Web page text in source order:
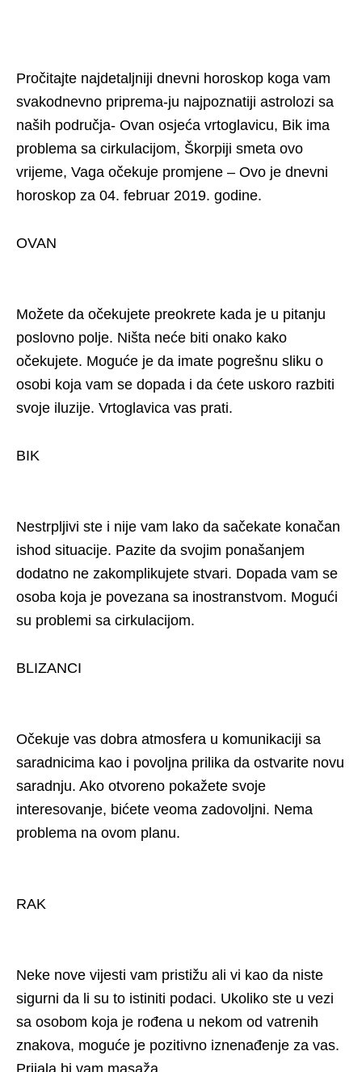
Pročitajte najdetaljniji dnevni horoskop koga vam
svakodnevno priprema-ju najpoznatiji astrolozi sa
naših područja- Ovan osjeća vrtoglavicu, Bik ima
problema sa cirkulacijom, Škorpiji smeta ovo
vrijeme, Vaga očekuje promjene – Ovo je dnevni
horoskop za 04. februar 2019. godine.
OVAN
Možete da očekujete preokrete kada je u pitanju
poslovno polje. Ništa neće biti onako kako
očekujete. Moguće je da imate pogrešnu sliku o
osobi koja vam se dopada i da ćete uskoro razbiti
svoje iluzije. Vrtoglavica vas prati.
BIK
Nestrpljivi ste i nije vam lako da sačekate konačan
ishod situacije. Pazite da svojim ponašanjem
dodatno ne zakomplikujete stvari. Dopada vam se
osoba koja je povezana sa inostranstvom. Mogući
su problemi sa cirkulacijom.
BLIZANCI
Očekuje vas dobra atmosfera u komunikaciji sa
saradnicima kao i povoljna prilika da ostvarite novu
saradnju. Ako otvoreno pokažete svoje
interesovanje, bićete veoma zadovoljni. Nema
problema na ovom planu.
RAK
Neke nove vijesti vam pristižu ali vi kao da niste
sigurni da li su to istiniti podaci. Ukoliko ste u vezi
sa osobom koja je rođena u nekom od vatrenih
znakova, moguće je pozitivno iznenađenje za vas.
Prijala bi vam masaža.